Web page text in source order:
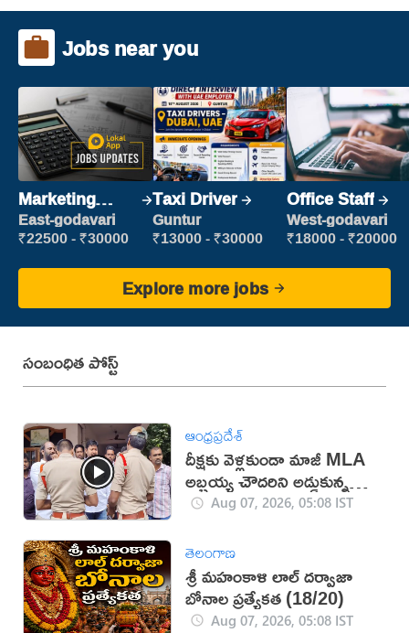
Jobs near you
Marketing
Executive
East-godavari
₹22500 - ₹30000
Taxi Driver
Guntur
₹13000 - ₹30000
Office Staff
West-godavari
₹18000 - ₹20000
Explore more jobs
సంబంధిత పోస్ట్
ఆంధ్రప్రదేశ్
దీక్షకు వెళ్లకుండా మాజీ MLA
అబ్బ‌య్య చౌద‌రిని అడ్డుకున్న
పోలీసులు (వీడియో)
Aug 07, 2026, 05:08 IST
తెలంగాణ
శ్రీ మహంకాళి లాల్ దర్వాజా
బోనాల ప్రత్యేకత (18/20)
Aug 07, 2026, 05:08 IST